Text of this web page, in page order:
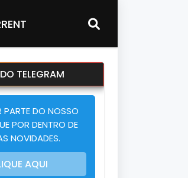
TELEGRAM
PARTE DO NOSSO
POR DENTRO DE
NOVIDADES.
AQUI